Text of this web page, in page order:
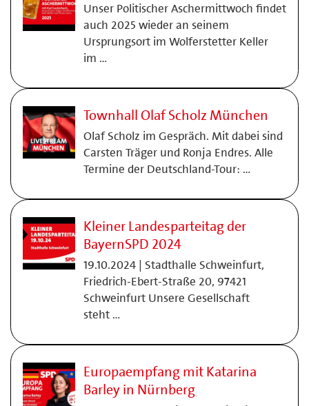
Unser Politischer Aschermittwoch findet
auch 2025 wieder an seinem
Ursprungsort im Wolferstetter Keller
im …
Townhall Olaf Scholz München
Olaf Scholz im Gespräch. Mit dabei sind
Carsten Träger und Ronja Endres. Alle
Termine der Deutschland-Tour: …
Kleiner Landesparteitag der
BayernSPD 2024
19.10.2024 | Stadthalle Schweinfurt,
Friedrich-Ebert-Straße 20, 97421
Schweinfurt Unsere Gesellschaft
steht …
Europaempfang mit Katarina
Barley in Nürnberg